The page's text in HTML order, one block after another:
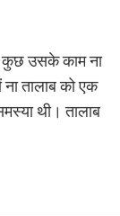
कुछ उसके काम ना
तालाब को एक
थी। तालाब